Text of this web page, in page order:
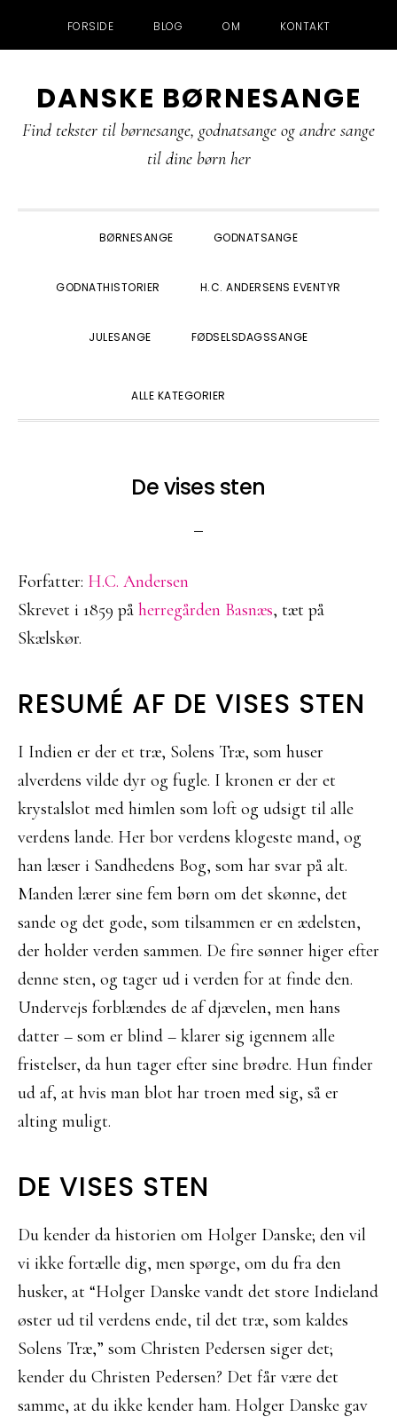
FORSIDE BLOG OM KONTAKT
direkte
til
indhold
direkte
til
direkte
til
DANSKE BØRNESANGE
Find tekster til børnesange, godnatsange og andre sange
til dine børn her
BØRNESANGE GODNATSANGE
GODNATHISTORIER H.C. ANDERSENS EVENTYR
JULESANGE FØDSELSDAGSSANGE
ALLE KATEGORIER
De vises sten
Forfatter: H.C. Andersen
Skrevet i 1859 på herregården Basnæs, tæt på
Skælskør.
RESUMÉ AF DE VISES STEN
I Indien er der et træ, Solens Træ, som huser
alverdens vilde dyr og fugle. I kronen er der et
krystalslot med himlen som loft og udsigt til alle
verdens lande. Her bor verdens klogeste mand, og
han læser i Sandhedens Bog, som har svar på alt.
Manden lærer sine fem børn om det skønne, det
sande og det gode, som tilsammen er en ædelsten,
der holder verden sammen. De fire sønner higer efter
denne sten, og tager ud i verden for at finde den.
Undervejs forblændes de af djævelen, men hans
datter – som er blind – klarer sig igennem alle
fristelser, da hun tager efter sine brødre. Hun finder
ud af, at hvis man blot har troen med sig, så er
alting muligt.
DE VISES STEN
Du kender da historien om Holger Danske; den vil
vi ikke fortælle dig, men spørge, om du fra den
husker, at “Holger Danske vandt det store Indieland
øster ud til verdens ende, til det træ, som kaldes
Solens Træ,” som Christen Pedersen siger det;
kender du Christen Pedersen? Det får være det
samme, at du ikke kender ham. Holger Danske gav